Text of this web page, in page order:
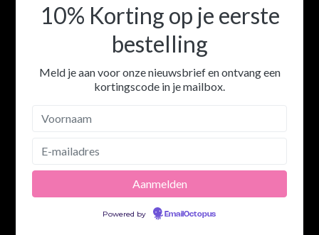
10% Korting op je eerste
bestelling
Meld je aan voor onze nieuwsbrief en ontvang een
kortingscode in je mailbox.
Powered by EmailOctopus